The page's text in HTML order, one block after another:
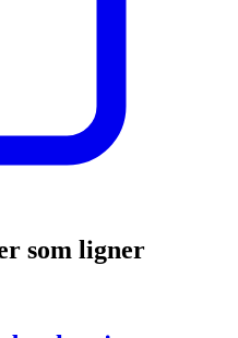
som ligner